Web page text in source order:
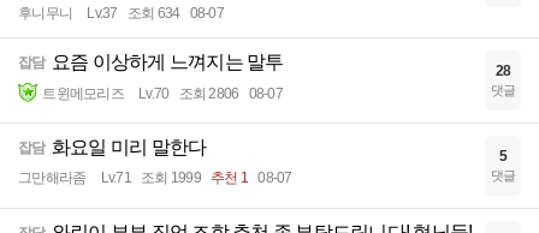
후니무니 Lv.37 조회 634 08-07
잡담 요즘 이상하게 느껴지는 말투
트윈메모리즈 Lv.70 조회 2806 08-07
28
댓글
잡담 화요일 미리 말한다
그만해라좀 Lv.71 조회 1999 추천 1 08-07
5
댓글